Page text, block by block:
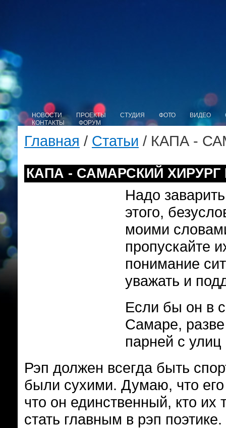
НОВОСТИ ПРОЕКТЫ СТУДИЯ ФОТО ВИДЕО
КОНТАКТЫ
ФОРУМ
Главная / Статьи / КАПА -
КАПА - САМАРСКИЙ ХИРУРГ
Надо
этого,
моими
пропускайте
понимание
уважать и
Если бы он в
Самаре,
парней с улиц
Рэп должен всегда быть
были сухими. Думаю, что
что он единственный, кто
стать главным в рэп поэтике.